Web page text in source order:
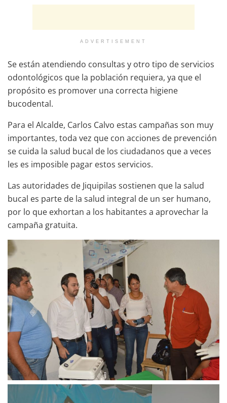
ADVERTISEMENT
Se están atendiendo consultas y otro tipo de servicios
odontológicos que la población requiera, ya que el
propósito es promover una correcta higiene
bucodental.
Para el Alcalde, Carlos Calvo estas campañas son muy
importantes, toda vez que con acciones de prevención
se cuida la salud bucal de los ciudadanos que a veces
les es imposible pagar estos servicios.
Las autoridades de Jiquipilas sostienen que la salud
bucal es parte de la salud integral de un ser humano,
por lo que exhortan a los habitantes a aprovechar la
campaña gratuita.